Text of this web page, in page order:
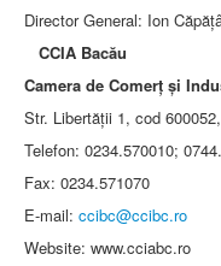
Director General: Ion
CCIA Bacău
Camera de Comerţ şi
Str. Libertăţii 1, cod
Telefon: 0234.570010;
Fax: 0234.571070
E-mail: ccibc@ccibc.ro
Website: www.cciabc.ro